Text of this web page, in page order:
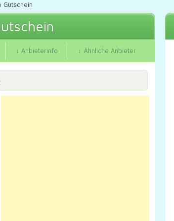
Gutschein
↓ Anbieterinfo ↓ Ähnliche Anbieter